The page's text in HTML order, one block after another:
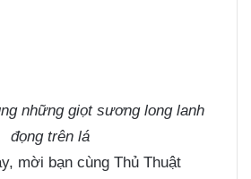
những giọt sương long lanh
đọng trên lá
mời bạn cùng Thủ Thuật